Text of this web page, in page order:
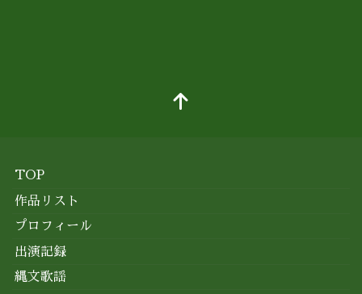
TOP
作品リスト
プロフィール
出演記録
縄文歌謡